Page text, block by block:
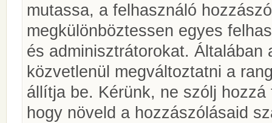
mutassa, a felhasználó
megkülönböztessen egyes
és adminisztrátorokat. Általában
közvetlenül megváltoztatni a
állítja be. Kérünk, ne szólj
hogy növeld a hozzászólásaid